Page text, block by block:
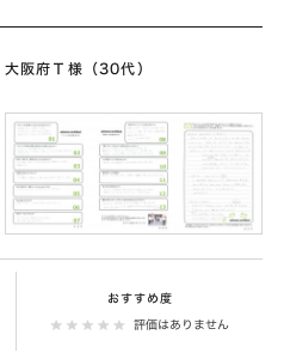
大阪府Ｔ様（30代）
おすすめ度
評価はありません